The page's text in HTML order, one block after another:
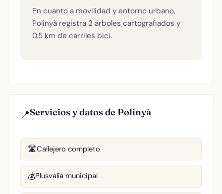
En cuanto a movilidad y entorno urbano,
Polinyà registra 2 árboles cartografiados y
0.5 km de carriles bici.
📍Servicios y datos de Polinyà
🛣️Callejero completo
💰Plusvalía municipal